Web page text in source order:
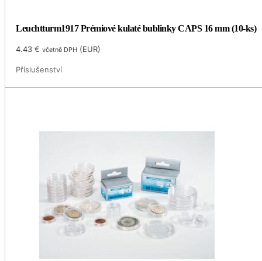
Leuchtturm1917 Prémiové kulaté bublinky CAPS 16 mm (10-ks)
4.43€ včetně DPH (EUR)
Příslušenství